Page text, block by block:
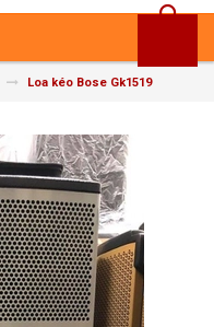
Loa kéo Bose Gk1519